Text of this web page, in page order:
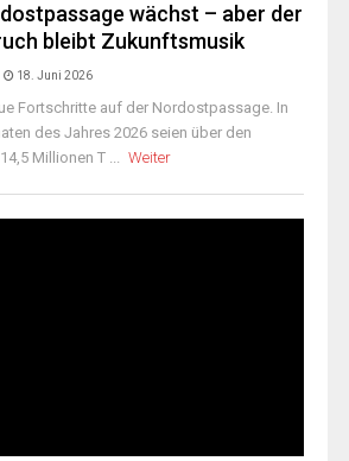
wächst – aber der
bleibt Zukunftsmusik
18. Juni 2026
Fortschritte auf der Nordostpassage. In
des Jahres 2026 seien über den
Millionen T ... Weiter